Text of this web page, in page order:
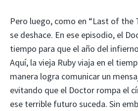
Pero luego, como en “Last of the
se deshace. En ese episodio, el
tiempo para que el año del
Aquí, la vieja Ruby viaja en el
manera logra comunicar un
evitando que el Doctor rompa el
ese terrible futuro suceda. Sin